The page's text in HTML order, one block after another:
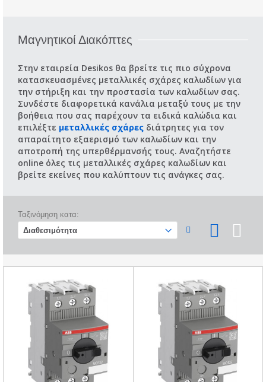
Μαγνητικοί Διακόπτες
Στην εταιρεία Desikos θα βρείτε τις πιο σύχρονα
κατασκευασμένες μεταλλικές σχάρες καλωδίων για
την στήριξη και την προστασία των καλωδίων σας.
Συνδέστε διαφορετικά κανάλια μεταξύ τους με την
βοήθεια που σας παρέχουν τα ειδικά καλώδια και
επιλέξτε μεταλλικές σχάρες διάτρητες για τον
απαραίτητο εξαερισμό των καλωδίων και την
αποτροπή της υπερθέρμανσής τους. Αναζητήστε
online όλες τις μεταλλικές σχάρες καλωδίων και
βρείτε εκείνες που καλύπτουν τις ανάγκες σας.
Ταξινόμηση κατα: